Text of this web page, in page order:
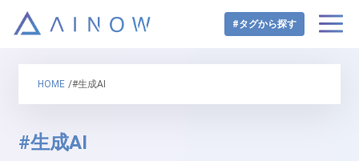
#タグから探す
HOME /#生成AI
#生成AI